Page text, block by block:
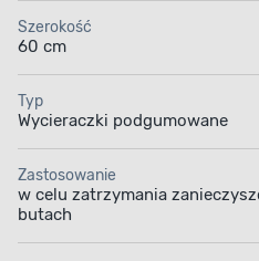
Szerokość
60 cm
Typ
Wycieraczki podgumowane
Zastosowanie
w celu zatrzymania
butach